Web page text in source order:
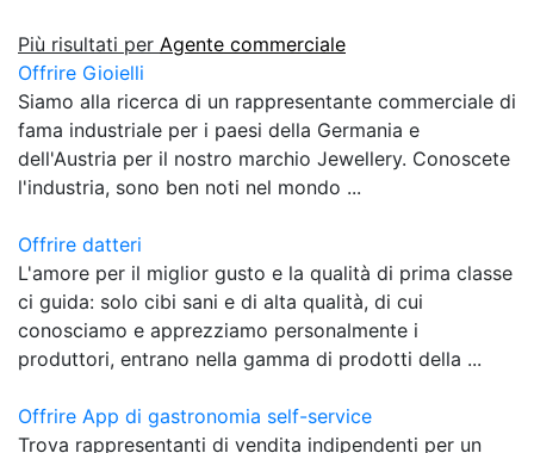
Più risultati per Agente commerciale
Offrire Gioielli
Siamo alla ricerca di un rappresentante commerciale di
fama industriale per i paesi della Germania e
dell'Austria per il nostro marchio Jewellery. Conoscete
l'industria, sono ben noti nel mondo ...
Offrire datteri
L'amore per il miglior gusto e la qualità di prima classe
ci guida: solo cibi sani e di alta qualità, di cui
conosciamo e apprezziamo personalmente i
produttori, entrano nella gamma di prodotti della ...
Offrire App di gastronomia self-service
Trova rappresentanti di vendita indipendenti per un